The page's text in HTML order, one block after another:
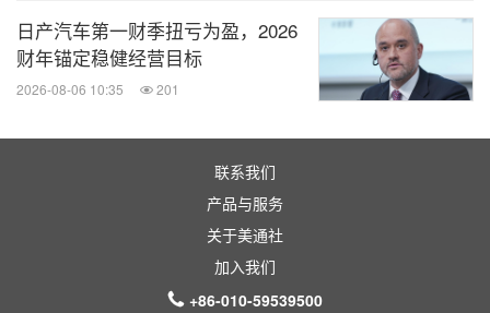
日产汽车第一财季扭亏为盈，2026
财年锚定稳健经营目标
2026-08-06 10:35 201
联系我们
产品与服务
关于美通社
加入我们
+86-010-59539500